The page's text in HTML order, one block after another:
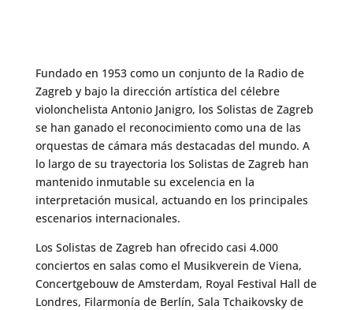
Fundado en 1953 como un conjunto de la Radio de
Zagreb y bajo la dirección artística del célebre
violonchelista Antonio Janigro, los Solistas de Zagreb
se han ganado el reconocimiento como una de las
orquestas de cámara más destacadas del mundo. A
lo largo de su trayectoria los Solistas de Zagreb han
mantenido inmutable su excelencia en la
interpretación musical, actuando en los principales
escenarios internacionales.
Los Solistas de Zagreb han ofrecido casi 4.000
conciertos en salas como el Musikverein de Viena,
Concertgebouw de Amsterdam, Royal Festival Hall de
Londres, Filarmonía de Berlín, Sala Tchaikovsky de